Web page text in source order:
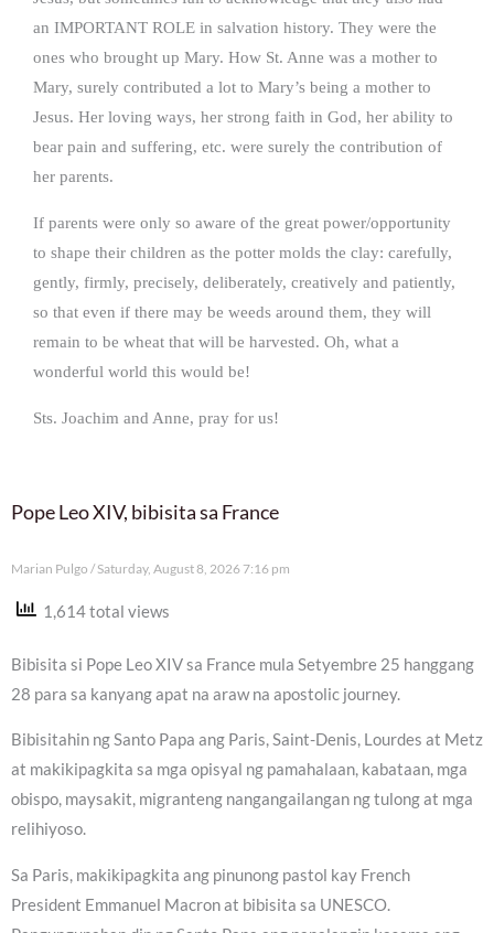
an IMPORTANT ROLE in salvation history. They were the
ones who brought up Mary. How St. Anne was a mother to
Mary, surely contributed a lot to Mary’s being a mother to
Jesus. Her loving ways, her strong faith in God, her ability to
bear pain and suffering, etc. were surely the contribution of
her parents.
If parents were only so aware of the great power/opportunity
to shape their children as the potter molds the clay: carefully,
gently, firmly, precisely, deliberately, creatively and patiently,
so that even if there may be weeds around them, they will
remain to be wheat that will be harvested. Oh, what a
wonderful world this would be!
Sts. Joachim and Anne, pray for us!
Pope Leo XIV, bibisita sa France
Marian Pulgo Saturday, August 8, 2026 7:16 pm
1,614 total views
Bibisita si Pope Leo XIV sa France mula Setyembre 25 hanggang
28 para sa kanyang apat na araw na apostolic journey.
Bibisitahin ng Santo Papa ang Paris, Saint-Denis, Lourdes at Metz
at makikipagkita sa mga opisyal ng pamahalaan, kabataan, mga
obispo, maysakit, migranteng nangangailangan ng tulong at mga
relihiyoso.
Sa Paris, makikipagkita ang pinunong pastol kay French
President Emmanuel Macron at bibisita sa UNESCO.